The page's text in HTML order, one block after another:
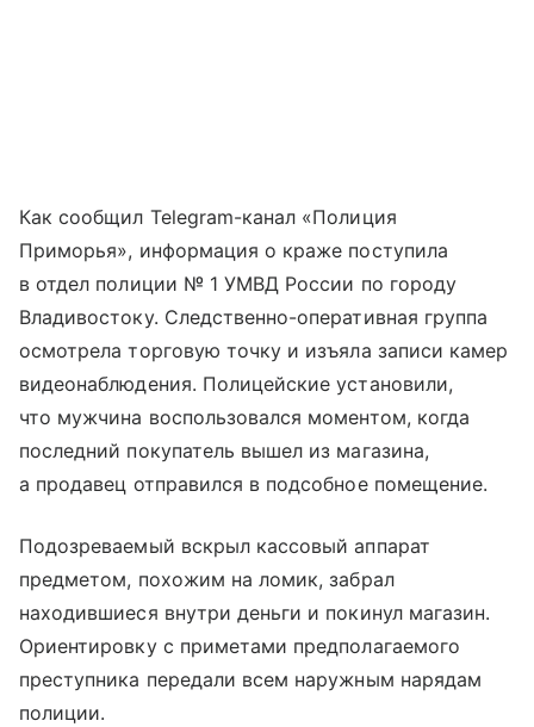
Как сообщил Telegram-канал «Полиция
Приморья», информация о краже поступила
в отдел полиции № 1 УМВД России по городу
Владивостоку. Следственно-оперативная группа
осмотрела торговую точку и изъяла записи камер
видеонаблюдения. Полицейские установили,
что мужчина воспользовался моментом, когда
последний покупатель вышел из магазина,
а продавец отправился в подсобное помещение.
Подозреваемый вскрыл кассовый аппарат
предметом, похожим на ломик, забрал
находившиеся внутри деньги и покинул магазин.
Ориентировку с приметами предполагаемого
преступника передали всем наружным нарядам
полиции.